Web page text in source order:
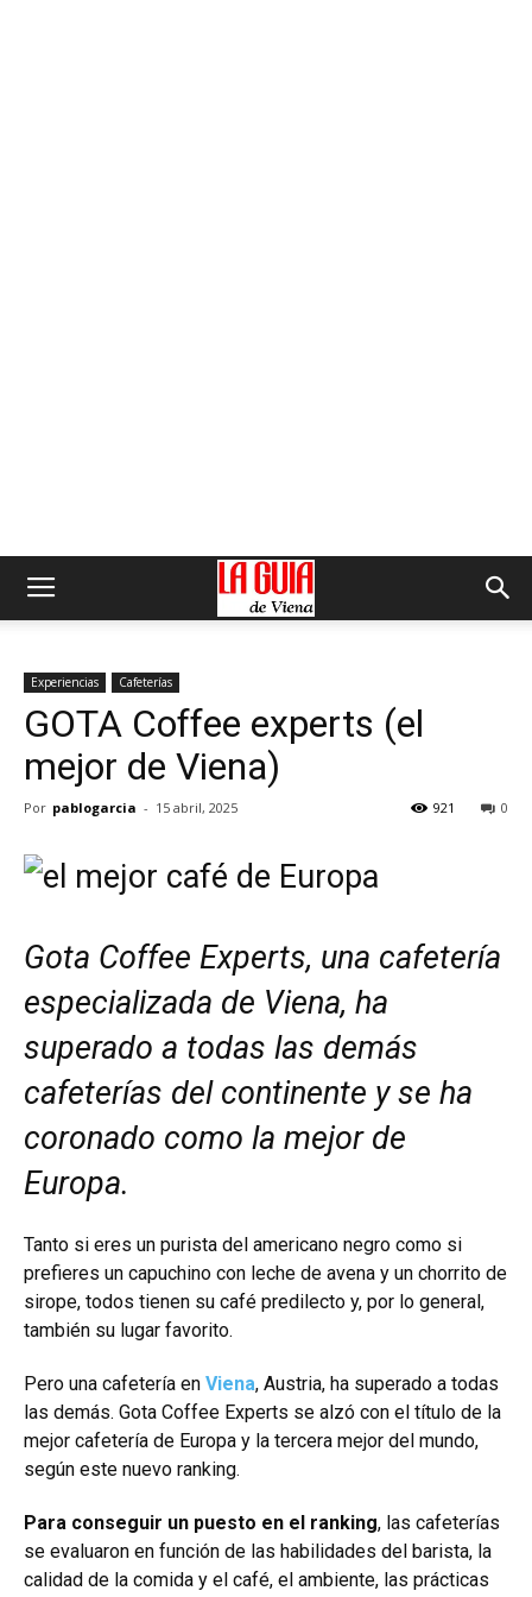
Experiencias Cafeterías
GOTA Coffee experts (el
mejor de Viena)
Por pablogarcia - 15 abril, 2025 0
921
Gota Coffee Experts, una cafetería
especializada de Viena, ha
superado a todas las demás
cafeterías del continente y se ha
coronado como la mejor de
Europa.
Tanto si eres un purista del americano negro como si
prefieres un capuchino con leche de avena y un chorrito de
sirope, todos tienen su café predilecto y, por lo general,
también su lugar favorito.
Pero una cafetería en Viena, Austria, ha superado a todas
las demás. Gota Coffee Experts se alzó con el título de la
mejor cafetería de Europa y la tercera mejor del mundo,
según este nuevo ranking.
Para conseguir un puesto en el ranking, las cafeterías
se evaluaron en función de las habilidades del barista, la
calidad de la comida y el café, el ambiente, las prácticas